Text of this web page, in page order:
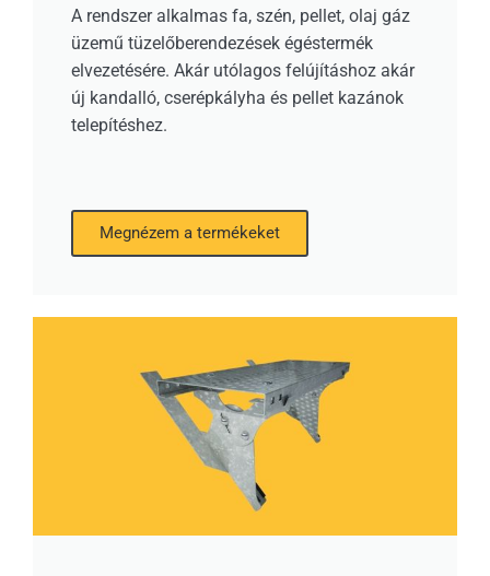
A rendszer alkalmas fa, szén, pellet, olaj gáz
üzemű tüzelőberendezések égéstermék
elvezetésére. Akár utólagos felújításhoz akár
új kandalló, cserépkályha és pellet kazánok
telepítéshez.
Megnézem a termékeket